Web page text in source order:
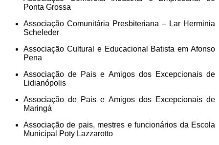
Ponta Grossa
Associação Comunitária Presbiteriana – Lar Herminia
Scheleder
Associação Cultural e Educacional Batista em Afonso
Pena
Associação de Pais e Amigos dos Excepcionais de
Lidianópolis
Associação de Pais e Amigos dos Excepcionais de
Maringá
Associação de pais, mestres e funcionários da Escola
Municipal Poty Lazzarotto